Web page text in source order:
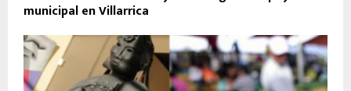
municipal en Villarrica